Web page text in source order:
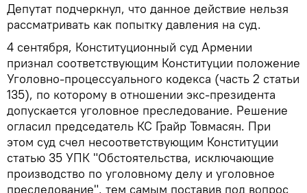
Депутат подчеркнул, что данное действие нельзя
рассматривать как попытку давления на суд.
4 сентября, Конституционный суд Армении
признал соответствующим Конституции положение
Уголовно-процессуального кодекса (часть 2 статьи
135), по которому в отношении экс-президента
допускается уголовное преследование. Решение
огласил председатель КС Грайр Товмасян. При
этом суд счел несоответствующим Конституции
статью 35 УПК "Обстоятельства, исключающие
производство по уголовному делу и уголовное
преследование", тем самым поставив под вопрос